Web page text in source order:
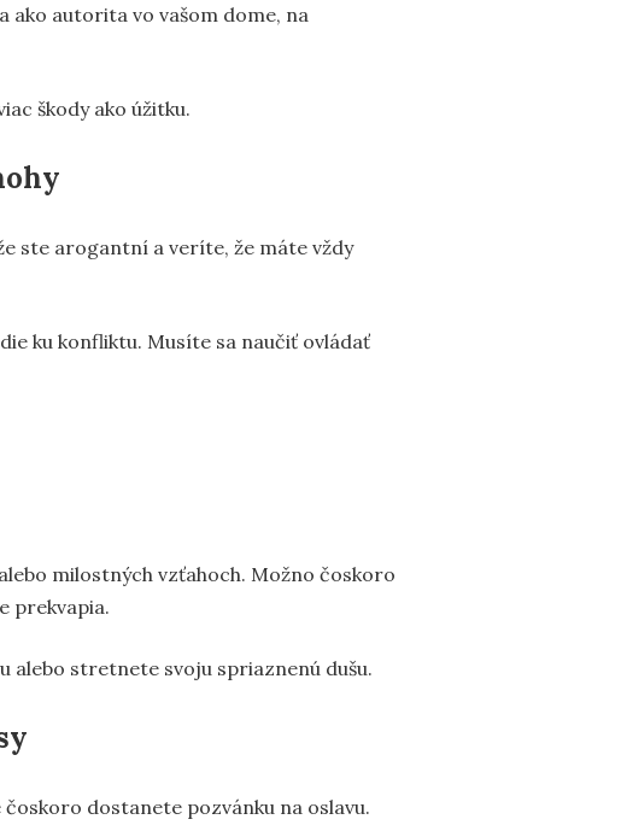
ako autorita vo vašom dome, na
škody ako úžitku.
ste arogantní a veríte, že máte vždy
ku konfliktu. Musíte sa naučiť ovládať
milostných vzťahoch. Možno čoskoro
prekvapia.
alebo stretnete svoju spriaznenú dušu.
dostanete pozvánku na oslavu.